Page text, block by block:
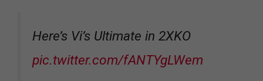
Here’s Vi’s Ultimate in 2XKO
pic.twitter.com/fANTYgLWem